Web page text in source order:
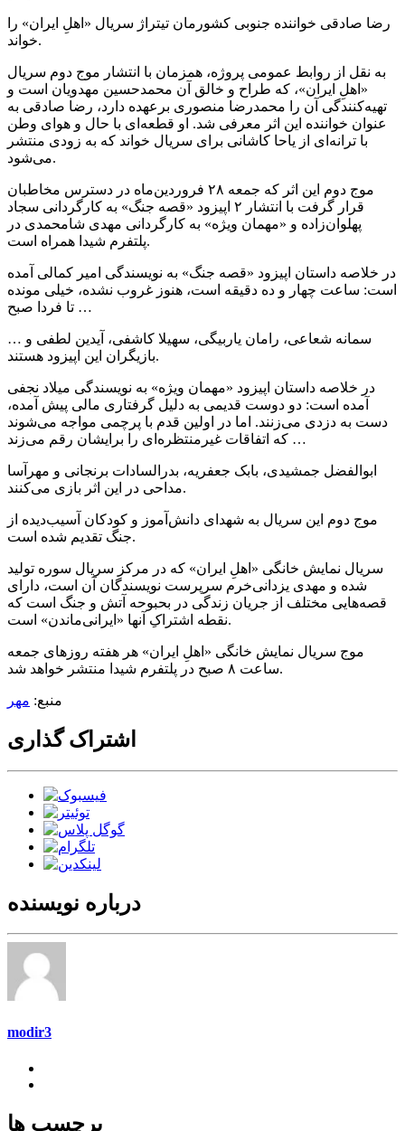
رضا صادقی خواننده جنوبی کشورمان تیتراژ سریال «اهلِ ایران» را
خواند.
به نقل از روابط عمومی پروژه، همزمان با انتشار موج دوم سریال
«اهلِ ایران»، که طراح و خالق آن محمدحسین مهدویان است و
تهیه‌کنندگی آن را محمدرضا منصوری برعهده دارد، رضا صادقی به
عنوان خواننده این اثر معرفی شد. او قطعه‌ای با حال و هوای وطن
با ترانه‌ای از یاحا کاشانی برای سریال خواند که به زودی منتشر
می‌شود.
موج دوم این اثر که جمعه ۲۸ فروردین‌ماه در دسترس مخاطبان
قرار گرفت با انتشار ۲ اپیزود «قصه‌ جنگ» به کارگردانی سجاد
پهلوان‌زاده و «مهمان ویژه» به کارگردانی مهدی شامحمدی در
پلتفرم شیدا همراه است.
در خلاصه داستان اپیزود «قصه‌ جنگ» به نویسندگی امیر کمالی آمده
است: ساعت چهار و ده دقیقه است، هنوز غروب نشده، خیلی مونده
تا فردا صبح …
سمانه شعاعی، رامان یاربیگی، سهیلا کاشفی، آیدین لطفی و …
بازیگران این اپیزود هستند.
در خلاصه داستان اپیزود «مهمان ویژه» به نویسندگی میلاد نجفی
آمده است: دو دوست قدیمی‌ به دلیل گرفتاری مالی پیش آمده،
دست به دزدی می‌زنند. اما در اولین قدم با پرچمی مواجه می‌شوند
که اتفاقات غیرمنتظره‌ای را برایشان رقم می‌زند …
ابوالفضل جمشیدی، بابک جعفریه، بدرالسادات برنجانی و مهرآسا
مداحی در این اثر بازی می‌کنند.
موج دوم این سریال به شهدای دانش‌آموز و کودکان آسیب‌دیده از
جنگ تقدیم شده است.
سریال نمایش خانگی «اهلِ ایران» که در مرکز سریال سوره تولید
شده و مهدی یزدانی‌خرم سرپرست نویسندگان آن است، دارای
قصه‌هایی مختلف از جریان زندگی در بحبوحه آتش و جنگ است که
نقطه‌ اشتراکِ آنها «ایرانی‌ماندن» است.
موج سریال نمایش خانگی «اهلِ ایران» هر هفته روزهای جمعه
ساعت ٨ صبح در پلتفرم شیدا منتشر خواهد شد.
منبع: مهر
اشتراک گذاری
درباره نویسنده
modir3
برچسب ها